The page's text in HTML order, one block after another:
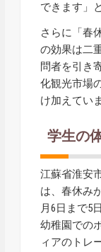
できます」
さらに「春
の効果は二
問者を引き
化観光市場
け加えてい
学生の
江蘇省淮安
は、春休み
月6日まで5
幼稚園での
ィアのトレ